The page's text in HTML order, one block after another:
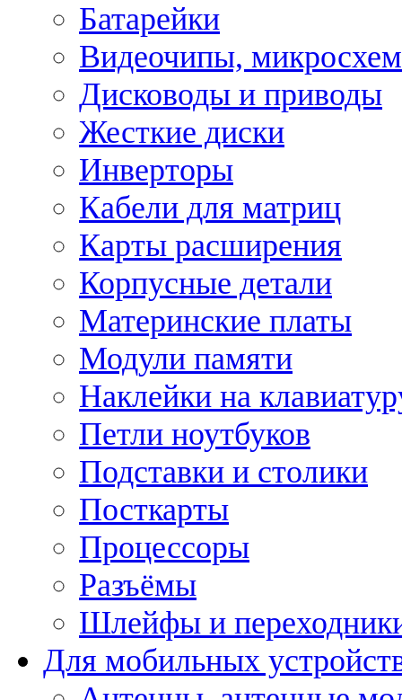
Батарейки
Видеочипы,
Дисководы и приводы
Жесткие диски
Инверторы
Кабели для матриц
Карты расширения
Корпусные детали
Материнские платы
Модули памяти
Наклейки на
Петли ноутбуков
Подставки и столики
Посткарты
Процессоры
Разъёмы
Шлейфы и
Для мобильных